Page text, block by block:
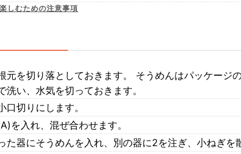
しむための注意事項
元を切り落としておきます。 そうめんはパッケージ
洗い、水気を切っておきます。
口切りにします。
を入れ、混ぜ合わせます。
た器にそうめんを入れ、別の器に2を注ぎ、小ねぎを